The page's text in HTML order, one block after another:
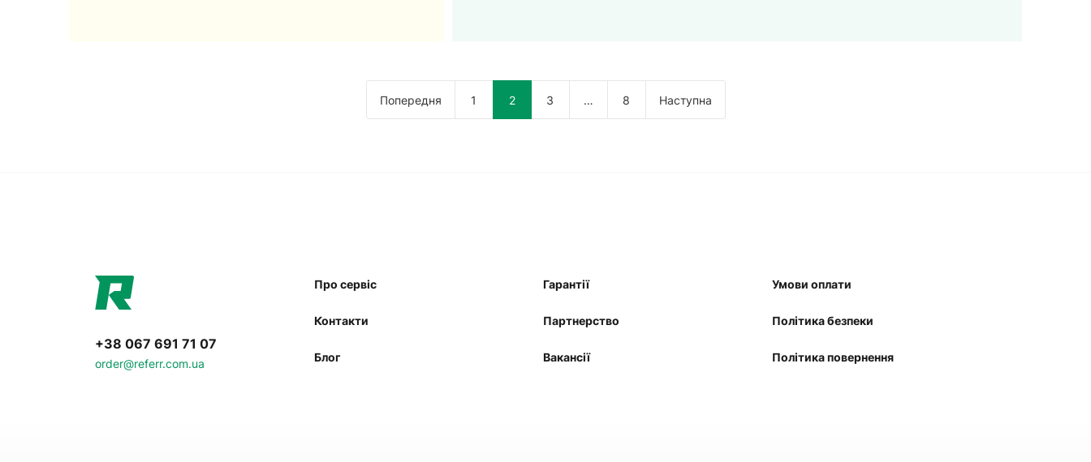
Попередня 1 2 3 … 8 Наступна
+38 067 691 71 07
order@referr.com.ua
Про сервіс Гарантії Умови оплати
Контакти Партнерство Політика безпеки
Блог Вакансії Політика повернення